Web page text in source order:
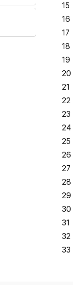
15
16
17
18
19
20
21
22
23
24
25
26
27
28
29
30
31
32
33